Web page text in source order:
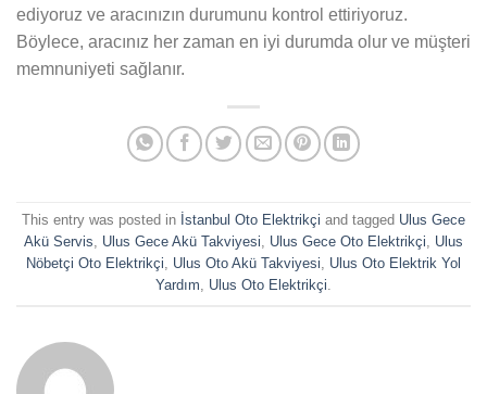
ediyoruz ve aracınızın durumunu kontrol ettiriyoruz.
Böylece, aracınız her zaman en iyi durumda olur ve müşteri
memnuniyeti sağlanır.
This entry was posted in İstanbul Oto Elektrikçi and tagged Ulus Gece
Akü Servis, Ulus Gece Akü Takviyesi, Ulus Gece Oto Elektrikçi, Ulus
Nöbetçi Oto Elektrikçi, Ulus Oto Akü Takviyesi, Ulus Oto Elektrik Yol
Yardım, Ulus Oto Elektrikçi.